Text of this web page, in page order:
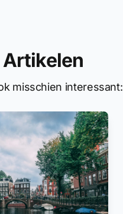
misschien interessant: